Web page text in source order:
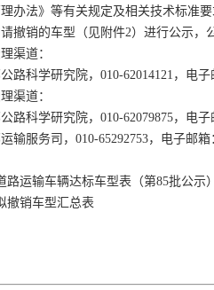
办法》等有关规定及相关技术标准
撤销的车型（见附件2）进行公示
渠道：
路科学研究院，010-62014121，电
渠道：
路科学研究院，010-62079875，电
输服务司，010-65292753，电子邮
路运输车辆达标车型表（第85批公示
车型汇总表